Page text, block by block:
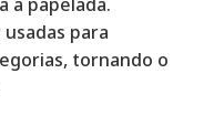
para
tornando o